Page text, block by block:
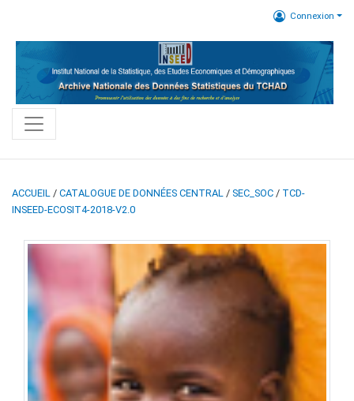
Connexion
ACCUEIL / CATALOGUE DE DONNÉES CENTRAL / SEC_SOC / TCD-
INSEED-ECOSIT4-2018-V2.0